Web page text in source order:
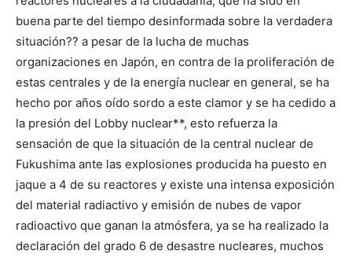
buena parte del tiempo desinformada sobre la verdadera
situación?? a pesar de la lucha de muchas
organizaciones en Japón, en contra de la proliferación de
estas centrales y de la energía nuclear en general, se ha
hecho por años oído sordo a este clamor y se ha cedido a
la presión del Lobby nuclear**, esto refuerza la
sensación de que la situación de la central nuclear de
Fukushima ante las explosiones producida ha puesto en
jaque a 4 de su reactores y existe una intensa exposición
del material radiactivo y emisión de nubes de vapor
radioactivo que ganan la atmósfera, ya se ha realizado la
declaración del grado 6 de desastre nucleares, muchos